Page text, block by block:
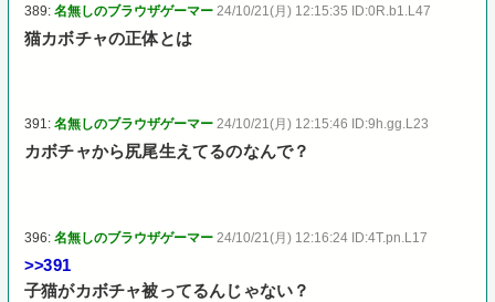
389:名無しのブラウザゲーマー 24/10/21(月) 12:15:35 ID:0R.b1.L47
猫カボチャの正体とは
391:名無しのブラウザゲーマー 24/10/21(月) 12:15:46 ID:9h.gg.L23
カボチャから尻尾生えてるのなんで？
396:名無しのブラウザゲーマー 24/10/21(月) 12:16:24 ID:4T.pn.L17
>>391
子猫がカボチャ被ってるんじゃない？